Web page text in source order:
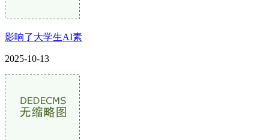
影响了大学生AI素
2025-10-13